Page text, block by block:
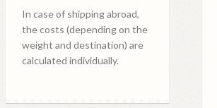
In case of shipping abroad,
the costs (depending on the
weight and destination) are
calculated individually.